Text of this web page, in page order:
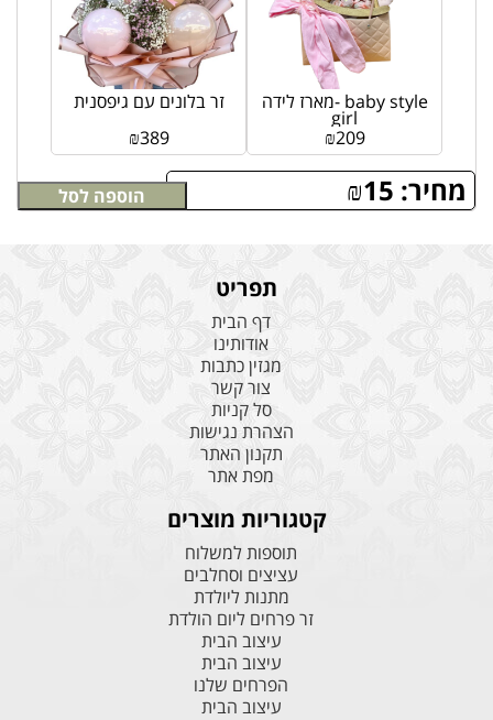
מחיר: ₪15 הוספה לסל
זר בלונים עם גיפסנית
₪389
מארז לידה- baby style
girl
₪209
תפריט
דף הבית
אודותינו
מגזין כתבות
צור קשר
סל קניות
הצהרת נגישות
תקנון האתר
מפת אתר
קטגוריות מוצרים
תוספות למשלוח
עציצים וסחלבים
מתנות ליולדת
זר פרחים ליום הולדת
עיצוב הבית
עיצוב הבית
הפרחים שלנו
עיצוב הבית